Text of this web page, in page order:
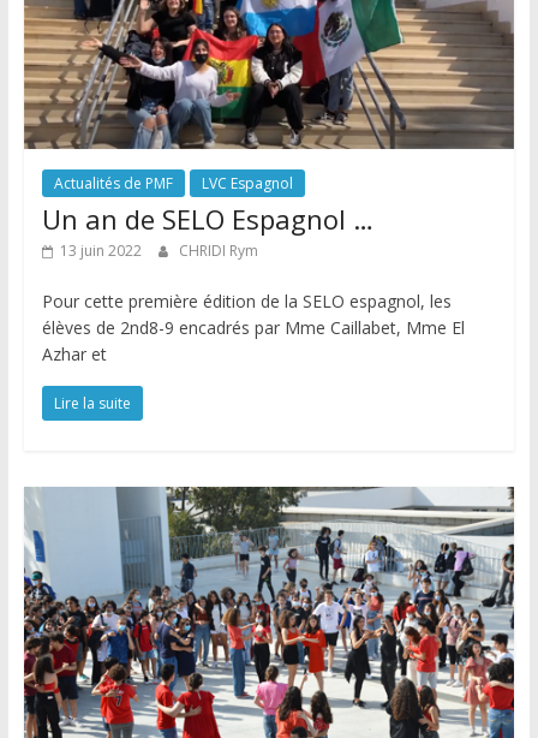
Actualités de PMF LVC Espagnol
Un an de SELO Espagnol …
13 juin 2022 CHRIDI Rym
Pour cette première édition de la SELO espagnol, les
élèves de 2nd8-9 encadrés par Mme Caillabet, Mme El
Azhar et
Lire la suite